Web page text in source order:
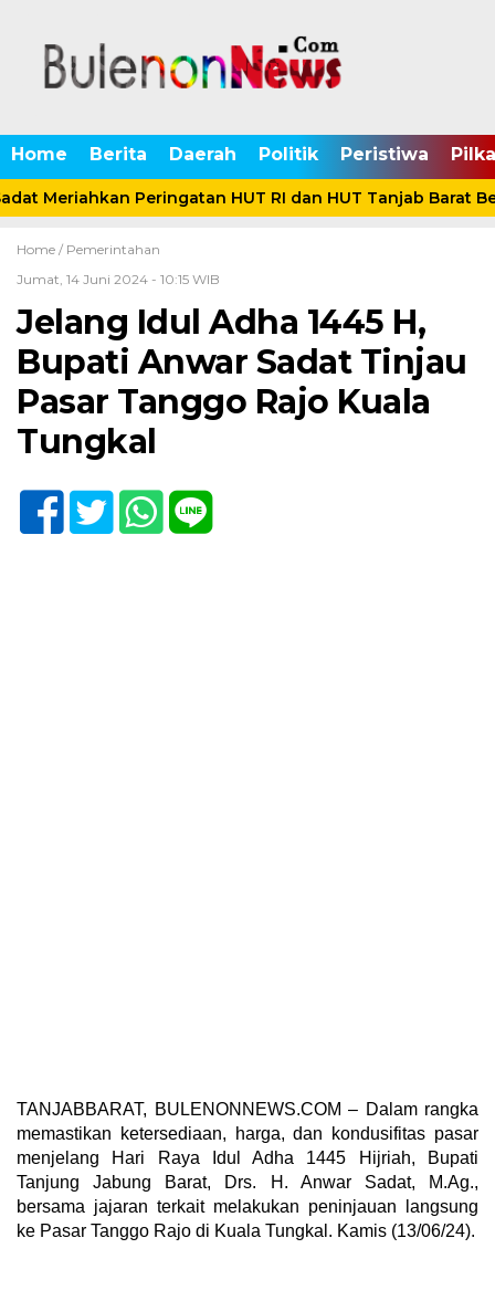
Home Berita Daerah Politik Peristiwa
Meriahkan Peringatan HUT RI dan HUT Tanjab Barat
Home / Pemerintahan
Jumat, 14 Juni 2024 - 10:15 WIB
Jelang Idul Adha 1445 H,
Bupati Anwar Sadat Tinjau
Pasar Tanggo Rajo Kuala
Tungkal
TANJABBARAT, BULENONNEWS.COM – Dalam rangka
memastikan ketersediaan, harga, dan kondusifitas pasar
menjelang Hari Raya Idul Adha 1445 Hijriah, Bupati
Tanjung Jabung Barat, Drs. H. Anwar Sadat, M.Ag.,
bersama jajaran terkait melakukan peninjauan langsung
ke Pasar Tanggo Rajo di Kuala Tungkal. Kamis (13/06/24).